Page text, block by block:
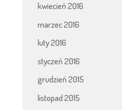
kwiecień 2016
marzec 2016
luty 2016
styczeń 2016
grudzień 2015
listopad 2015